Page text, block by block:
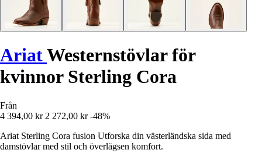
AriatWesternstövlar för
kvinnor Sterling Cora
Från
4 394,00 kr 2 272,00 kr -48%
Ariat Sterling Cora fusion Utforska din västerländska sida med
damstövlar med stil och överlägsen komfort.